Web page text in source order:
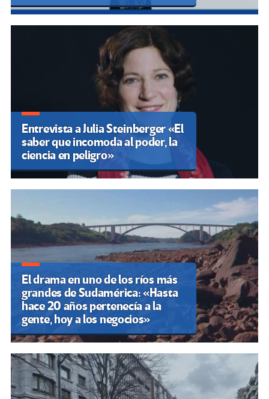
Entrevista a Julia Steinberger «El
saber que incomoda al poder, la
ciencia en peligro»
El drama en uno de los ríos más
grandes de Sudamérica: «Hasta
hace 20 años pertenecía a la
gente, hoy a los negocios»